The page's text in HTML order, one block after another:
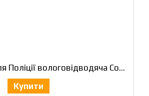
Поло для Поліції вологовідводяча CoolPass чорне 58
Купити